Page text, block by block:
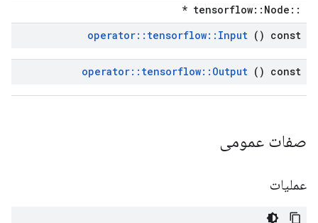
::tensorflow::Node *
operator:: tensorflow:: Input () const
operator:: tensorflow:: Output () const
صفات عمومی
عملیات